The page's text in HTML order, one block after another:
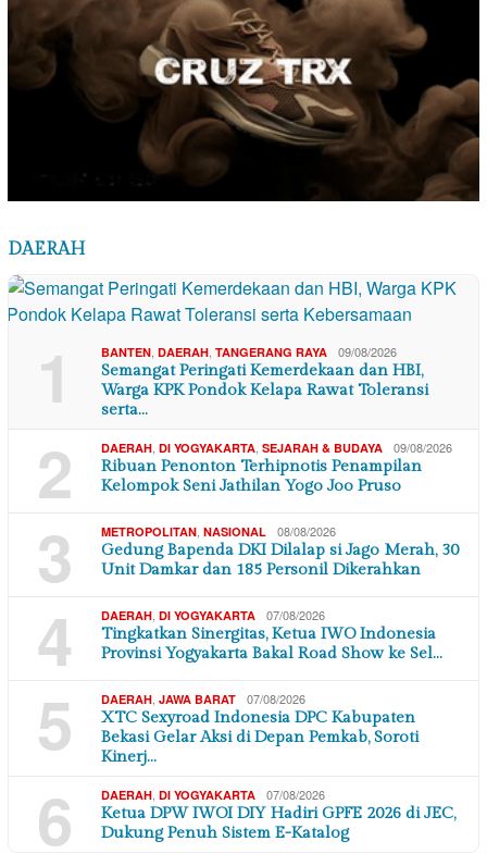
DAERAH
1 BANTEN DAERAH TANGERANG RAYA 09/08/2026
Semangat Peringati Kemerdekaan dan HBI,
Warga KPK Pondok Kelapa Rawat Toleransi
serta…
2 DAERAH DI YOGYAKARTA SEJARAH & BUDAYA 09/08/2026
Ribuan Penonton Terhipnotis Penampilan
Kelompok Seni Jathilan Yogo Joo Pruso
3 METROPOLITAN NASIONAL 08/08/2026
Gedung Bapenda DKI Dilalap si Jago Merah, 30
Unit Damkar dan 185 Personil Dikerahkan
4 DAERAH DI YOGYAKARTA 07/08/2026
Tingkatkan Sinergitas, Ketua IWO Indonesia
Provinsi Yogyakarta Bakal Road Show ke Sel…
5 DAERAH JAWA BARAT 07/08/2026
XTC Sexyroad Indonesia DPC Kabupaten
Bekasi Gelar Aksi di Depan Pemkab, Soroti
Kinerj…
6 DAERAH DI YOGYAKARTA 07/08/2026
Ketua DPW IWOI DIY Hadiri GPFE 2026 di JEC,
Dukung Penuh Sistem E-Katalog